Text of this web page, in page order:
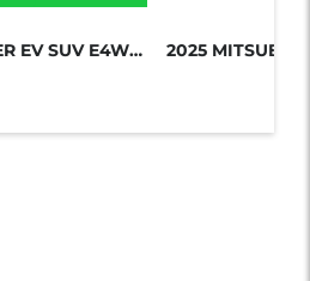
2026 GMC HUMMER EV SUV E4WD 4DR 2X...